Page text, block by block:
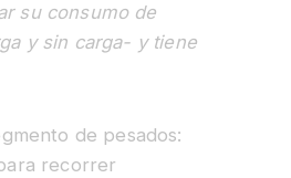
su consumo de
y sin carga- y tiene
de pesados:
recorrer